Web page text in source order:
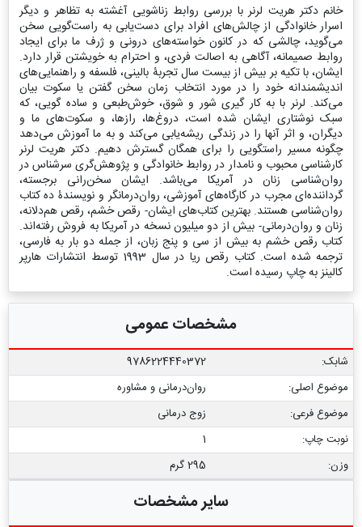
خانم دکتر هریت لرنر با بررسی روابط زناشویی آغشته به تظاهر و دیگر
اسرار خانوادگی از چالش‌های افراد برای دست‌یابی به راست‌گویی سخن
می‌گوید، چالشی که در کانون خواسته‌های درونی و ژرف ما برای ایجاد
روابط صمیمانه، آگاهی به اصالت فردی، و احترام به خویشتن قرار دارد.
ایشان، با تکیه بر بیش از بیست سال تجربۀ بالینی، فلسفه و راهنمایی‌های
اندیشمندانه خود را در مورد انتخاب زمان سخن گفتن یا سکوت بیان
می‌کند. لرنر با به کار گیری شور و شوق، خوش‌طبعی و ساده گویی، که
سبک نوشتاری ایشان شده است، دروغ‌ها، رازها، و سکوت‌های ما و
دیگران، و اثر آنها را در زندگی‌ ریشه‌یابی می‌کند و به ما آموزش می‌دهد
چگونه مسیر راست‎گویی را برای همگان گسترش دهیم. دکتر هریت لرنر
کارشناسی محبوب‌ و نامدار در روابط خانوادگی و پژوهش‌گری سرشناس در
روان‌شناسی زنان در آمریکا می‌باشد. ایشان سخن‌رانی برجسته،
گرداننده‌‌‌ای مجرب در کارگاه‌های آموزشی، روان‌درمانگر و نویسندۀ ده کتاب‌
روان‌شناسی هستند. بهترین کتاب‌های ایشان- رقص خشم، رقص هم‌دلانه،
زنان و روان‌درمانی- بیش از دو میلیون نسخه در آمریکا به فروش رفته‌اند.
کتاب رقص خشم به بیش از سی و پنج زبان، از جمله دو بار به فارسی،
ترجمه شده است. کتاب رقص ریا در سال 1993 توسط انتشارات هارپر
کالینز به چاپ رسیده است.
مشخصات عمومی
شابک:
9786224440372
موضوع اصلی:
روان‌درمانی و مشاوره
موضوع فرعی:
زوج درمانی
نوبت چاپ:
1
وزن:
295 گرم
سایر مشخصات